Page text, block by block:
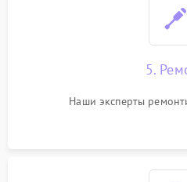
5.
Наши эксперты